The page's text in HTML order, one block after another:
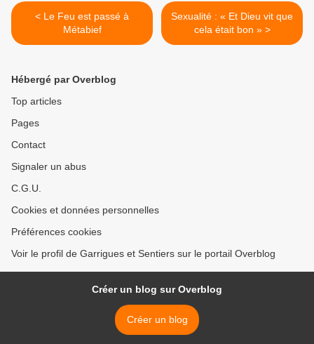
< Le Feu est passé à
Métabief
Sexualité : « Et Dieu vit que
cela était bon » >
Hébergé par Overblog
Top articles
Pages
Contact
Signaler un abus
C.G.U.
Cookies et données personnelles
Préférences cookies
Voir le profil de Garrigues et Sentiers sur le portail Overblog
Créer un blog sur Overblog
Créer un blog